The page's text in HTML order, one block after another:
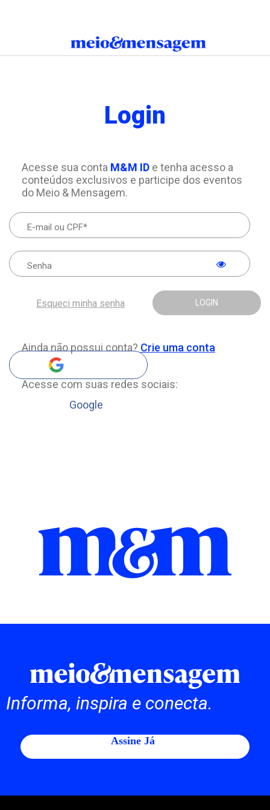
Login
Acesse sua conta M&M IDe tenha acesso a
conteúdos exclusivos e participe dos eventos
do Meio & Mensagem.
LOGIN
Esqueci minha senha
Ainda não possui conta? Crie uma conta
Acesse com suas redes sociais:
Google
Informa, inspira e conecta.
Assine Já